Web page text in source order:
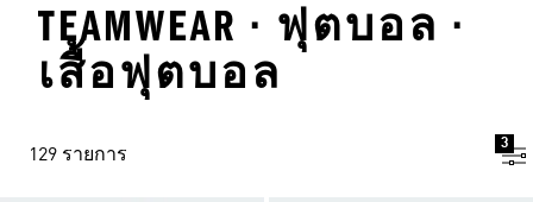
TEAMWEAR · ฟุตบอล ·
เสื้อฟุตบอล
129 รายการ
3